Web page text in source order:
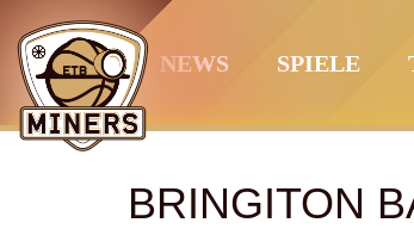
zum
Inhalt
NEWS SPIELE
BRINGITON